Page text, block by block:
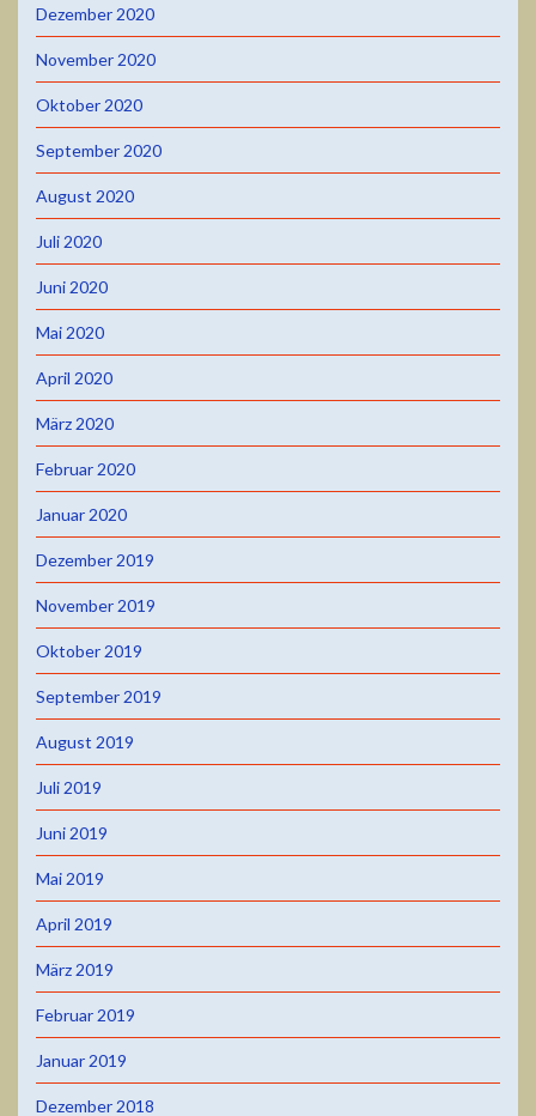
Dezember 2020
November 2020
Oktober 2020
September 2020
August 2020
Juli 2020
Juni 2020
Mai 2020
April 2020
März 2020
Februar 2020
Januar 2020
Dezember 2019
November 2019
Oktober 2019
September 2019
August 2019
Juli 2019
Juni 2019
Mai 2019
April 2019
März 2019
Februar 2019
Januar 2019
Dezember 2018